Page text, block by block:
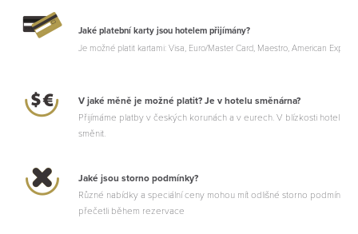
Jaké platební karty jsou hotelem přijímány?
Je možné platit kartami: Visa, Euro/Master Card, Maestro, American
V jaké měně je možné platit? Je v hotelu směnárna?
Přijímáme platby v českých korunách a v eurech. V blízkosti hotelu
směnit.
Jaké jsou storno podmínky?
Různé nabídky a speciální ceny mohou mít odlišné storno
přečetli během rezervace